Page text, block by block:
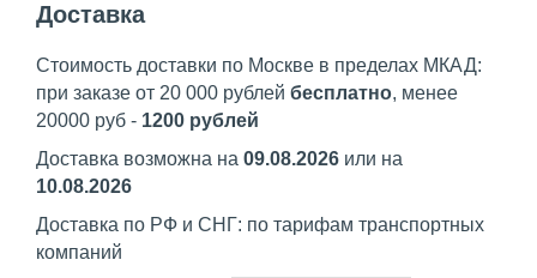
Доставка
Стоимость доставки по Москве в пределах МКАД:
при заказе от 20 000 рублей бесплатно, менее
20000 руб - 1200 рублей
Доставка возможна на 09.08.2026 или на
10.08.2026
Доставка по РФ и СНГ: по тарифам транспортных
компаний